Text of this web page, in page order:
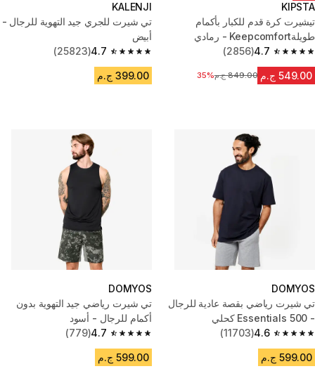
KIPSTA
تيشيرت كرة قدم للكبار بأكمام
طويلةKeepcomfort - رمادي
4.7
4.7 out of 5 stars from 2856 reviews
(2856)
549.00 ج.م السعر قبل التخفيض
849.00 ج.م 35%
KALENJI
تي شيرت للجري جيد التهوية للرجال -
أبيض
4.7
4.7 out of 5 stars from 25823 reviews
(25823)
399.00 ج.م
DOMYOS
تي شيرت رياضي بقصة عادية للرجال
- 500 Essentials كحلي
4.6
4.6 out of 5 stars from 11703 reviews
(11703)
599.00 ج.م
DOMYOS
تي شيرت رياضي جيد التهوية بدون
أكمام للرجال - أسود
4.7
4.7 out of 5 stars from 779 reviews
(779)
599.00 ج.م